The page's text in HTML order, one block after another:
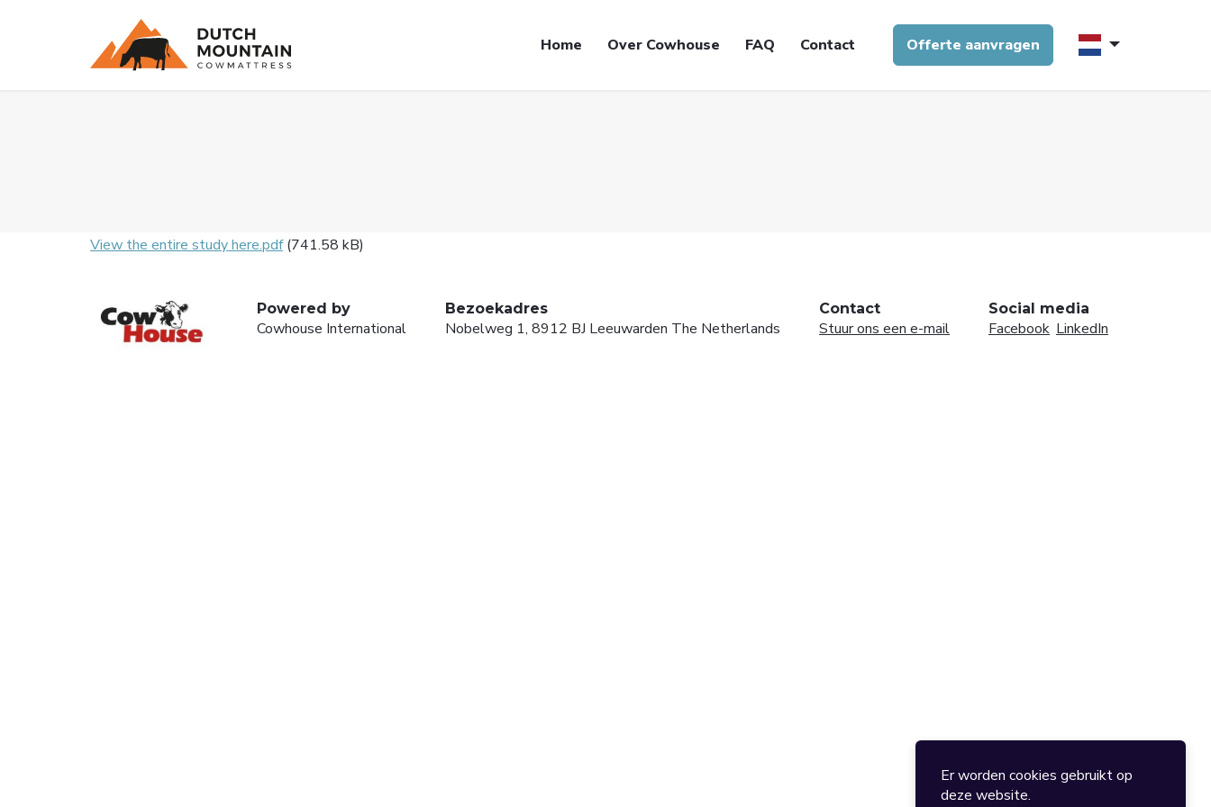
Er worden cookies gebruikt op
deze website.
Hoofdnavigatie
Home Over Cowhouse FAQ Contact Offerte aanvragen
Bestand
View the entire study here.pdf (741.58 kB)
Powered by
Cowhouse International
Bezoekadres
Nobelweg 1, 8912 BJ Leeuwarden The Netherlands
Contact
Stuur ons een e-mail
Social media
Facebook LinkedIn